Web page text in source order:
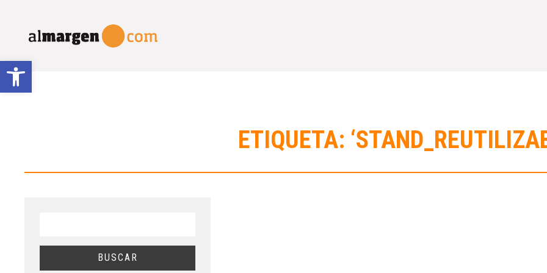
Abrir barra de herramientas
ETIQUETA: